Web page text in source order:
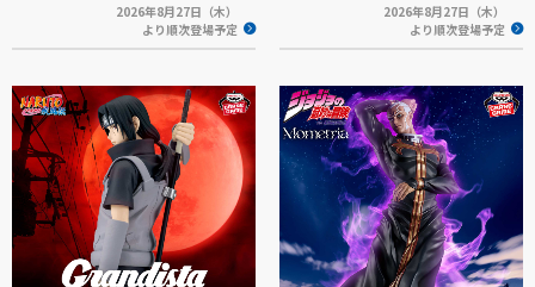
2026年8月27日（木）
より順次登場予定
2026年8月27日（木）
より順次登場予定